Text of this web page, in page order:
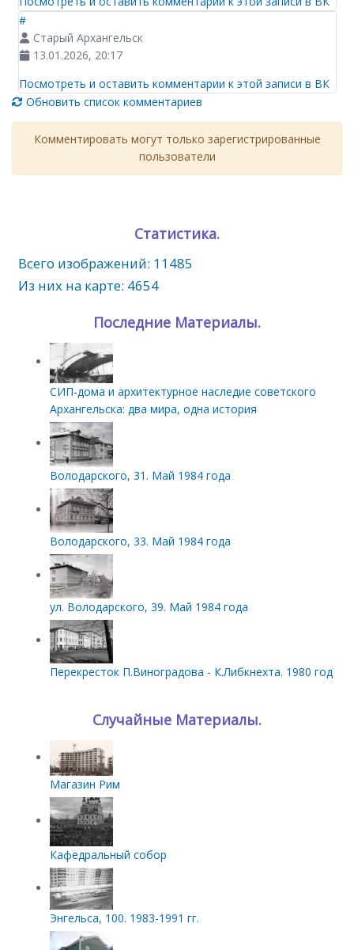
#
Старый Архангельск
13.01.2026, 20:17
Посмотреть и оставить комментарии к этой записи в ВК
Обновить список комментариев
Комментировать могут только зарегистрированные
пользователи
Статистика.
Всего изображений: 11485
Из них на карте: 4654
Последние Материалы.
СИП‑дома и архитектурное наследие советского
Архангельска: два мира, одна история
Володарского, 31. Май 1984 года
Володарского, 33. Май 1984 года
ул. Володарского, 39. Май 1984 года
Перекресток П.Виноградова - К.Либкнехта. 1980 год
Случайные Материалы.
Магазин Рим
Кафедральный собор
Энгельса, 100. 1983-1991 гг.